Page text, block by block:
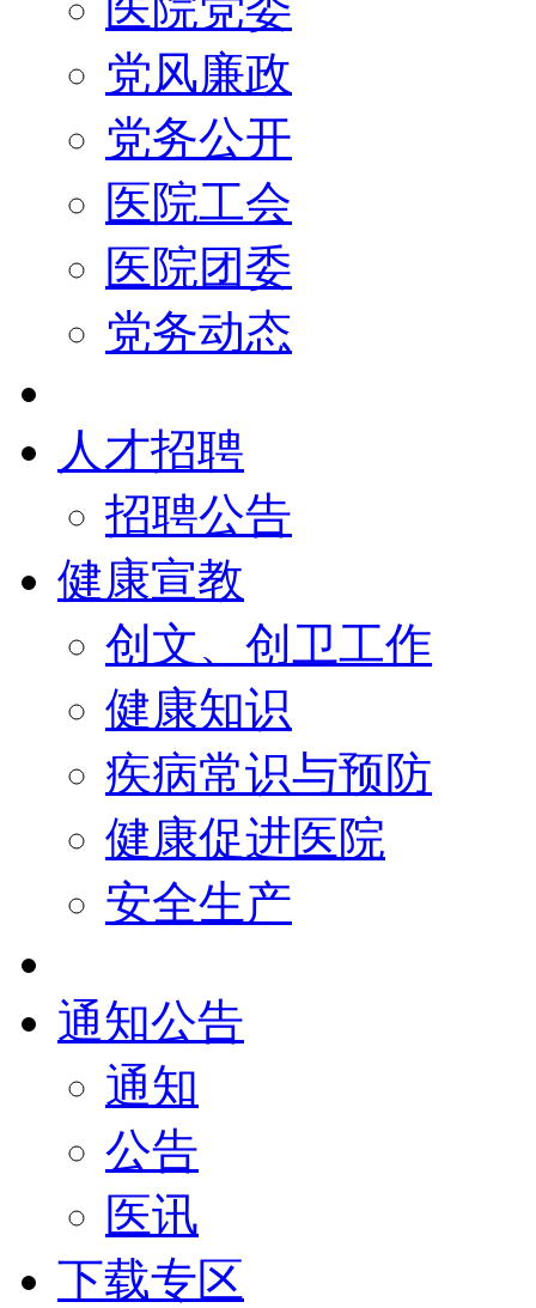
党风廉政
党务公开
医院工会
医院团委
党务动态
人才招聘
招聘公告
健康宣教
创文、创卫工作
健康知识
疾病常识与预防
健康促进医院
安全生产
通知公告
通知
公告
医讯
下载专区